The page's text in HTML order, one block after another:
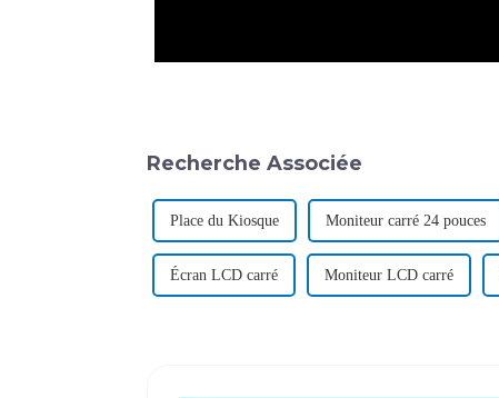
Recherche Associée
Place du Kiosque Moniteur carré 24 pouces
Écran LCD carré Moniteur LCD carré